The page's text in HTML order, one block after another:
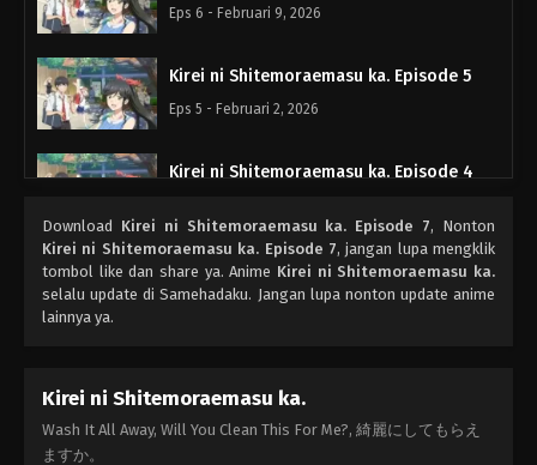
Eps 6 - Februari 9, 2026
Kirei ni Shitemoraemasu ka. Episode 5
Eps 5 - Februari 2, 2026
Kirei ni Shitemoraemasu ka. Episode 4
Kirei ni Shitemoraemasu ka. Episode 3
Eps 3 - Januari 19, 2026
Eps 2 - Januari 12, 2026
Download Kirei ni Shitemoraemasu ka. Episode 7, Nonton
Kirei ni Shitemoraemasu ka. Episode 7, jangan lupa mengklik
tombol like dan share ya. Anime Kirei ni Shitemoraemasu ka.
selalu update di Samehadaku. Jangan lupa nonton update anime
lainnya ya.
Kirei ni Shitemoraemasu ka.
Wash It All Away, Will You Clean This For Me?, 綺麗にしてもらえ
ますか。